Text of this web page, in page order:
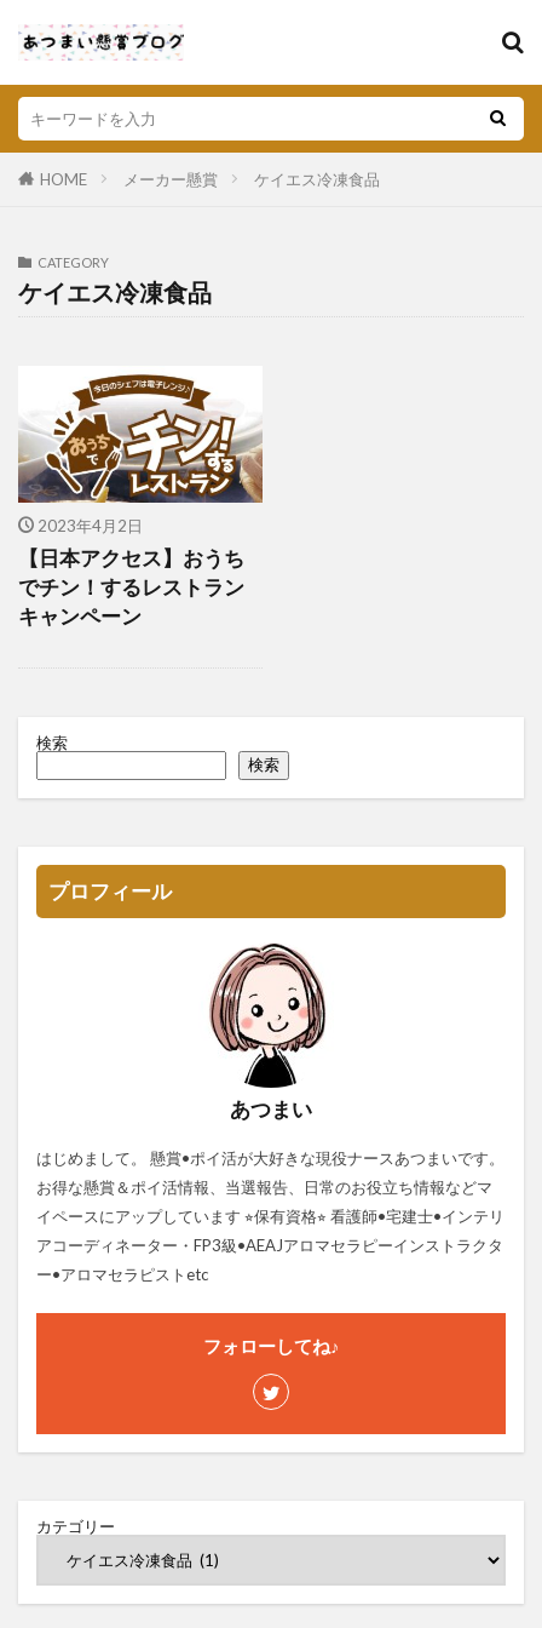
HOME メーカー懸賞 ケイエス冷凍食品
CATEGORY
ケイエス冷凍食品
2023年4月2日
【日本アクセス】おうち
でチン！するレストラン
キャンペーン
検索
検索
プロフィール
あつまい
はじめまして。 懸賞•ポイ活が大好きな現役ナースあつまいです。
お得な懸賞＆ポイ活情報、当選報告、日常のお役立ち情報などマ
イペースにアップしています ⭐︎保有資格⭐︎ 看護師•宅建士•インテリ
アコーディネーター・FP3級•AEAJアロマセラピーインストラクタ
ー•アロマセラピストetc
フォローしてね♪
カテゴリー